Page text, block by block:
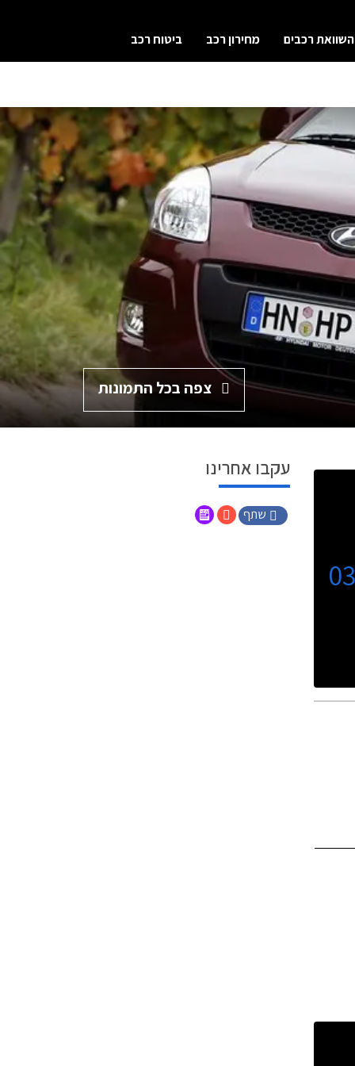
השוואת רכבים מחירון רכב ביטוח רכב
צפה בכל התמונות
עקבו אחרינו
שתף